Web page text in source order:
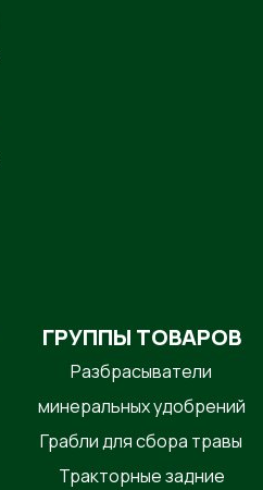
ГРУППЫ ТОВАРОВ
Разбрасыватели
минеральных удобрений
Грабли для сбора травы
Тракторные задние